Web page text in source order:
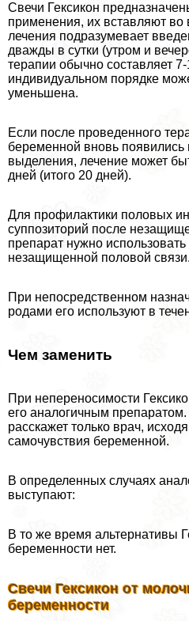
Свечи Гексикон
применения, их вставляют
лечения подразумевает
дважды в сутки (утром и
терапии обычно составляет
индивидуальном порядке
уменьшена.
Если после проведенного
беременной вновь появились
выделения, лечение может
дней (итого 20 дней).
Для профилактики пoлoвых
суппозиторий после
препарат нужно
незащищенной пoлoвoй связи.
При непосредственном
родами его используют в
Чем заменить
При непереносимости
его аналогичным
расскажет только врач,
самочувствия беременной.
В определенных случаях
выступают:
В то же время альтернативы
беременности нет.
Свечи Гексикон от
беременности